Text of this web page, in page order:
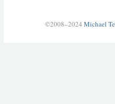
©2008–2024 Michael